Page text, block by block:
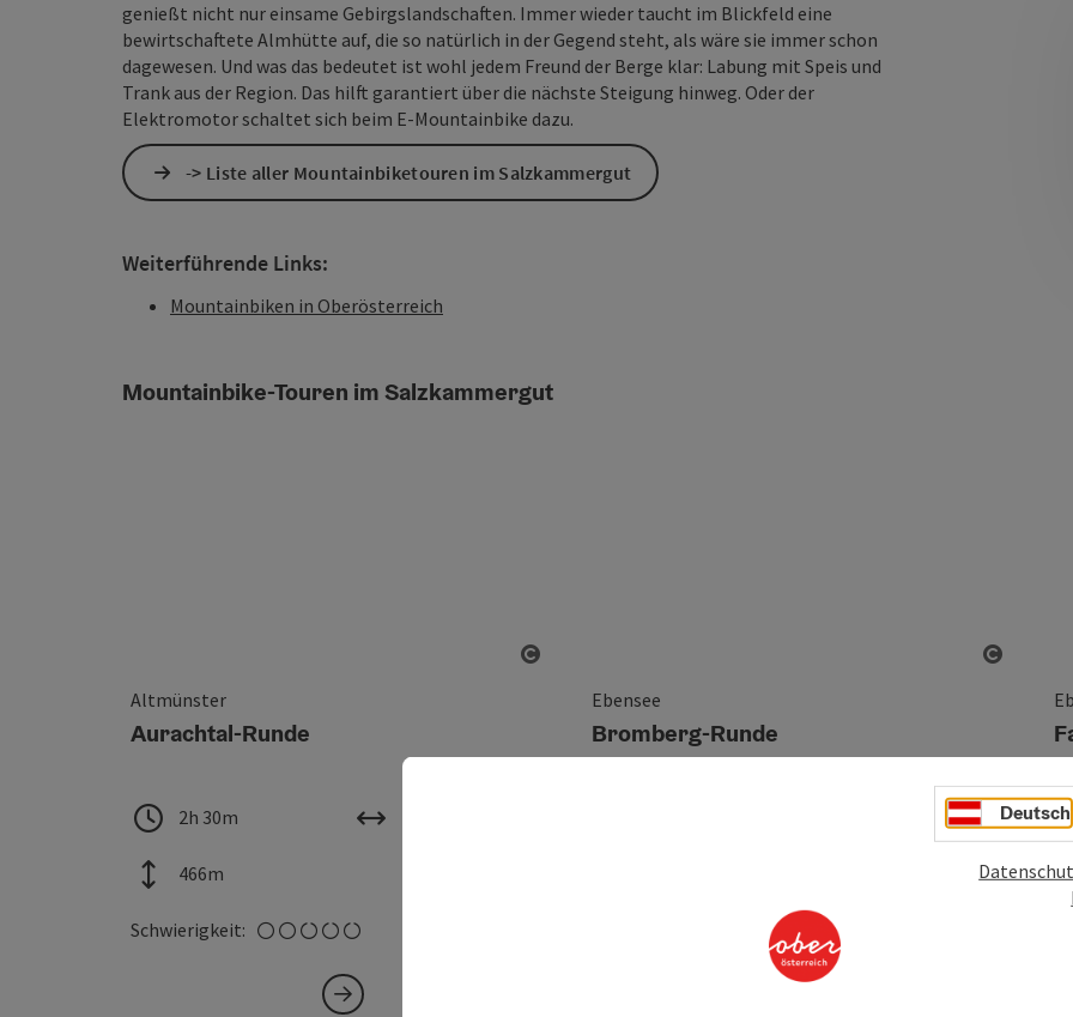
genießt nicht nur einsame Gebirgslandschaften. Immer wieder taucht im Blickfeld eine
bewirtschaftete Almhütte auf, die so natürlich in der Gegend steht, als wäre sie immer schon
dagewesen. Und was das bedeutet ist wohl jedem Freund der Berge klar: Labung mit Speis und
Trank aus der Region. Das hilft garantiert über die nächste Steigung hinweg. Oder der
Elektromotor schaltet sich beim E-Mountainbike dazu.
-> Liste aller Mountainbiketouren im Salzkammergut
Weiterführende Links:
Mountainbiken in Oberösterreich
Mountainbike-Touren im Salzkammergut
Altmünster
Aurachtal-Runde
Dauer 2h 30m
Höhenmeter
466m
Länge
Schwierigkeit: leicht
Ebensee
Bromberg-Runde
mittel
Deutsch